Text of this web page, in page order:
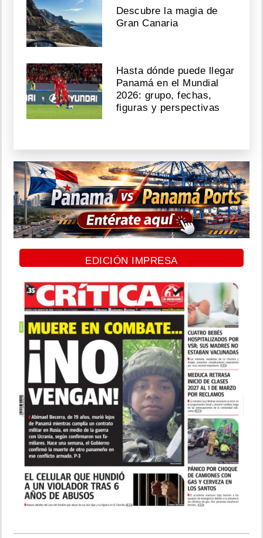
Descubre la magia de
Gran Canaria
Hasta dónde puede llegar
Panamá en el Mundial
2026: grupo, fechas,
figuras y perspectivas
EDICIÓN IMPRESA